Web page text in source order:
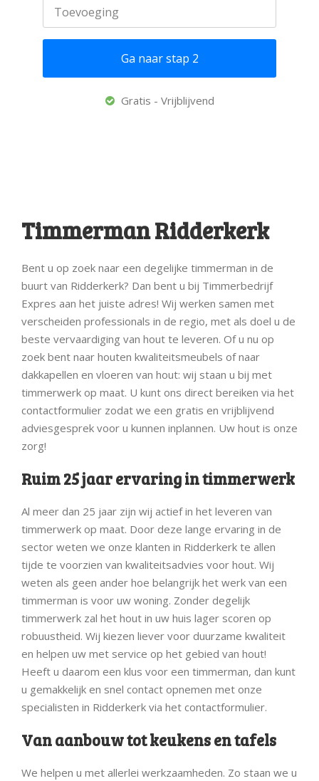
Toevoeging
Gratis - Vrijblijvend
Timmerman Ridderkerk
Bent u op zoek naar een degelijke timmerman in de
buurt van Ridderkerk? Dan bent u bij Timmerbedrijf
Expres aan het juiste adres! Wij werken samen met
verscheiden professionals in de regio, met als doel u de
beste vervaardiging van hout te leveren. Of u nu op
zoek bent naar houten kwaliteitsmeubels of naar
dakkapellen en vloeren van hout: wij staan u bij met
timmerwerk op maat. U kunt ons direct bereiken via het
contactformulier zodat we een gratis en vrijblijvend
adviesgesprek voor u kunnen inplannen. Uw hout is onze
zorg!
Ruim 25 jaar ervaring in timmerwerk
Al meer dan 25 jaar zijn wij actief in het leveren van
timmerwerk op maat. Door deze lange ervaring in de
sector weten we onze klanten in Ridderkerk te allen
tijde te voorzien van kwaliteitsadvies voor hout. Wij
weten als geen ander hoe belangrijk het werk van een
timmerman is voor uw woning. Zonder degelijk
timmerwerk zal het hout in uw huis lager scoren op
robuustheid. Wij kiezen liever voor duurzame kwaliteit
en helpen uw met service op het gebied van hout!
Heeft u daarom een klus voor een timmerman, dan kunt
u gemakkelijk en snel contact opnemen met onze
specialisten in Ridderkerk via het contactformulier.
Van aanbouw tot keukens en tafels
We helpen u met allerlei werkzaamheden. Zo staan we u